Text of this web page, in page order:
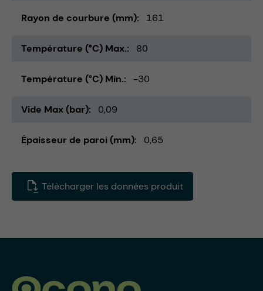
Rayon de courbure (mm) 161
Température (°C) Max. 80
Température (°C) Min. -30
Vide Max (bar) 0,09
Épaisseur de paroi (mm) 0,65
Télécharger les données produit